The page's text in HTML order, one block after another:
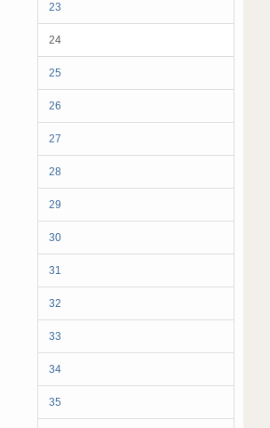
23
24
25
26
27
28
29
30
31
32
33
34
35